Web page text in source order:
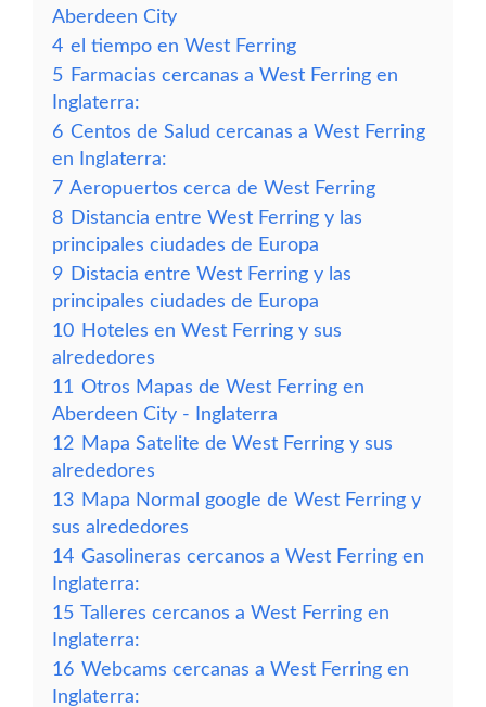
Aberdeen City
4 el tiempo en West Ferring
5 Farmacias cercanas a West Ferring en
Inglaterra:
6 Centos de Salud cercanas a West Ferring
en Inglaterra:
7 Aeropuertos cerca de West Ferring
8 Distancia entre West Ferring y las
principales ciudades de Europa
9 Distacia entre West Ferring y las
principales ciudades de Europa
10 Hoteles en West Ferring y sus
alrededores
11 Otros Mapas de West Ferring en
Aberdeen City - Inglaterra
12 Mapa Satelite de West Ferring y sus
alrededores
13 Mapa Normal google de West Ferring y
sus alrededores
14 Gasolineras cercanos a West Ferring en
Inglaterra:
15 Talleres cercanos a West Ferring en
Inglaterra:
16 Webcams cercanas a West Ferring en
Inglaterra: